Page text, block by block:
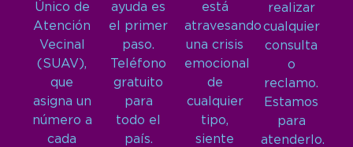
Único de
Atención
Vecinal
(SUAV),
que
asigna un
número a
cada
ayuda es
el primer
paso.
Teléfono
gratuito
para
todo el
país.
está
atravesando
una crisis
emocional
de
cualquier
tipo,
siente
realizar
cualquier
consulta
o
reclamo.
Estamos
para
atenderlo.